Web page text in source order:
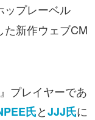
ップレーベル
た新作ウェブCM
プレイヤーであ
氏とJJJ氏に